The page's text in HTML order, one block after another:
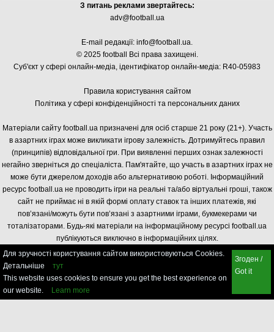
З питань реклами звертайтесь:
adv@football.ua
E-mail редакції: info@football.ua
© 2025 football Всі права захищені.
Суб'єкт у сфері онлайн-медіа, ідентифікатор онлайн-медіа: R40-05983
Правила користування сайтом
Політика у сфері конфіденційності та персональних даних
Матеріали сайту football.ua призначені для осіб старше 21 року (21+). Участь
в азартних іграх може викликати ігрову залежність. Дотримуйтесь правил
(принципів) відповідальної гри. При виявленні перших ознак залежності
негайно зверніться до спеціаліста. Пам'ятайте, що участь в азартних іграх не
може бути джерелом доходів або альтернативою роботі. Інформаційний
ресурс football.ua не проводить ігри на реальні та/або віртуальні гроші, також
сайт не приймає ні в якій формі оплату ставок та інших платежів, які
пов’язані/можуть бути пов’язані з азартними іграми, букмекерами чи
тоталізаторами. Будь-які матеріали на інформаційному ресурсі football.ua
публікуються виключно в інформаційних цілях.
Для зручності користування сайтом використовуються Cookies.
Детальніше
тут
This website uses cookies to ensure you get the best experience on
our website.
Learn more
Згоден /
Got it